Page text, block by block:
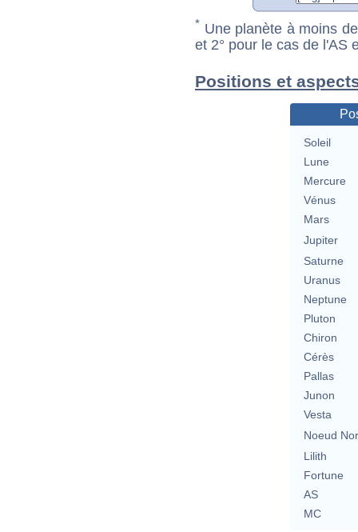
* Une planète à moins
et 2° pour le cas de l'AS
Positions et
Soleil
Lune
Mercure
Vénus
Mars
Jupiter
Saturne
Uranus
Neptune
Pluton
Chiron
Cérès
Pallas
Junon
Vesta
Noeud
Lilith
Fortune
AS
MC